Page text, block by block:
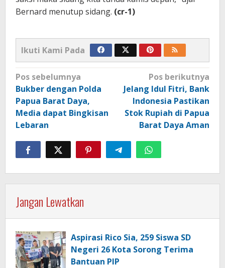
Bernard menutup sidang. (cr-1)
Ikuti Kami Pada
Navigasi
pos
Pos sebelumnya
Bukber dengan Polda
Papua Barat Daya,
Media dapat Bingkisan
Lebaran
Pos berikutnya
Jelang Idul Fitri, Bank
Indonesia Pastikan
Stok Rupiah di Papua
Barat Daya Aman
Jangan Lewatkan
Aspirasi Rico Sia, 259 Siswa SD
Negeri 26 Kota Sorong Terima
Bantuan PIP